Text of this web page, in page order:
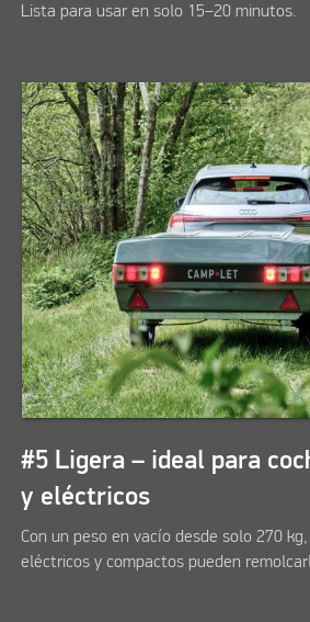
Lista para usar en solo 15–20 minutos.
#5 Ligera – ideal para
y eléctricos
Con un peso en vacío desde solo 270
eléctricos y compactos pueden